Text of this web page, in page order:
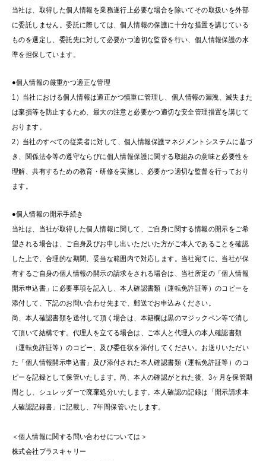
当社は、取得した個人情報を業務遂行上必要な場合を除いてその取扱いを外部
に委託しません。委託に際しては、個人情報の保護に十分な措置を講じている
ものを選定し、委託先に対して必要かつ適切な監督を行い、個人情報保護の水
準を担保しています。
●個人情報の厳重かつ適正な管理
1）当社における個人情報は適正かつ慎重に管理し、個人情報の漏洩、滅失また
は棄損等を防止するため、最大の注意と必要かつ適切な安全管理措置を講じて
おります。
2）当社のすべての従業者に対して、個人情報保護マネジメントシステムに基づ
き、関係法令等の遵守ならびに個人情報保護に関する取組みの意味と必要性を
理解、共有するための教育・研修を実施し、必要かつ適切な監督を行っており
ます。
●個人情報の開示手続き
当社は、当社が取得した個人情報に関して、ご自身に関する情報の開示をご希
望される場合は、ご自身及びお申し出いただいた方がご本人であることを確認
した上で、合理的な期間、妥当な範囲内で対応します。当社宛てに、当社が保
有するご自身の個人情報の開示の請求をされる場合は、当社所定の「個人情報
開示申込書」に必要事項を記入し、本人確認書類（運転免許証等）のコピーを
添付して、下記のお問い合わせ先まで、郵送でお申込みください。
尚、本人確認書類を送付して頂く場合は、本籍欄は黒のマジックペン等で消し
て頂いて結構です。代理人を立てる場合は、ご本人と代理人の本人確認書類
（運転免許証等）のコピー、及び委任状を添付してください。お送りいただい
た「個人情報開示申込書」及び添付された本人確認書類（運転免許証等）のコ
ピーを記録として保管いたします。尚、本人の確認がとれた後、3ヶ月を保管期
間とし、シュレッダーで廃棄処分いたします。本人確認の記録は「開示請求本
人確認記録書」に記載し、7年間保管いたします。
＜個人情報に関する問い合わせについては＞
株式会社プラスキャリー